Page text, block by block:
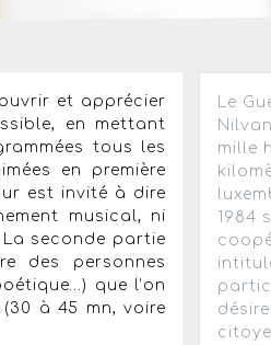
et apprécier
en mettant
tous les
en première
est invité à dire
musical, ni
seconde partie
des personnes
que l’on
à 45 mn, voire
Le
mille
1984